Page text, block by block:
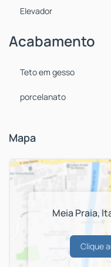
Elevador
Acabamento
Teto em gesso
porcelanato
Mapa
Meia Praia,
Clique